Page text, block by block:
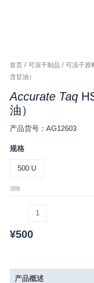
首页 / 可冻干制品 / 可冻干原
含甘油）
Accurate Taq
油）
产品货号：AG12603
规格
500 U
清除
¥500
产品概述